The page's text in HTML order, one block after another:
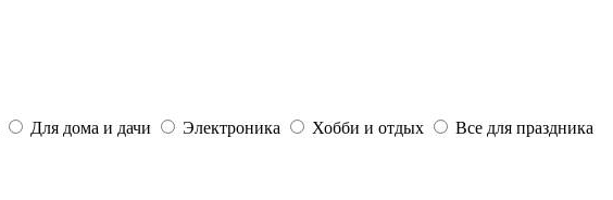
Для дома и дачи Электроника Хобби и отдых
Все для праздника